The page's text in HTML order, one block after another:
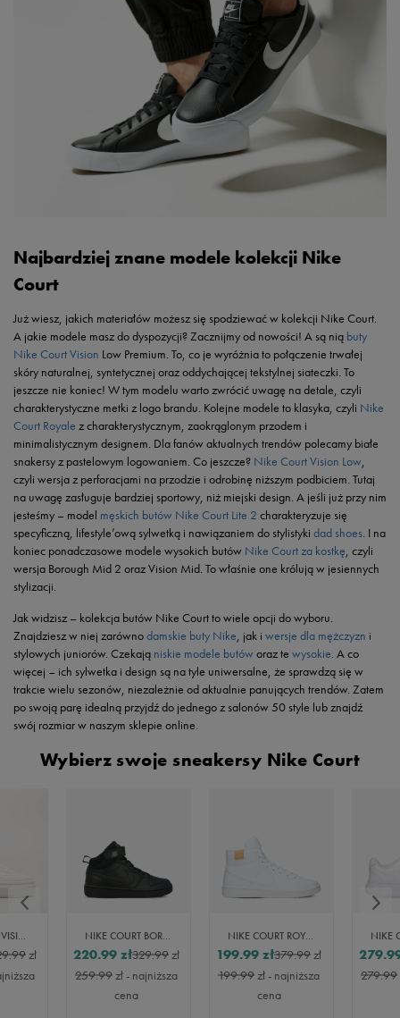
Najbardziej znane modele kolekcji Nike
Court
Już wiesz, jakich materiałów możesz się spodziewać w kolekcji Nike Court.
A jakie modele masz do dyspozycji? Zacznijmy od nowości! A są nią buty
Nike Court Vision Low Premium. To, co je wyróżnia to połączenie trwałej
skóry naturalnej, syntetycznej oraz oddychającej tekstylnej siateczki. To
jeszcze nie koniec! W tym modelu warto zwrócić uwagę na detale, czyli
charakterystyczne metki z logo brandu. Kolejne modele to klasyka, czyli Nike
Court Royale z charakterystycznym, zaokrąglonym przodem i
minimalistycznym designem. Dla fanów aktualnych trendów polecamy białe
snakersy z pastelowym logowaniem. Co jeszcze? Nike Court Vision Low,
czyli wersja z perforacjami na przodzie i odrobinę niższym podbiciem. Tutaj
na uwagę zasługuje bardziej sportowy, niż miejski design. A jeśli już przy nim
jesteśmy – model męskich butów Nike Court Lite 2 charakteryzuje się
specyficzną, lifestyle’ową sylwetką i nawiązaniem do stylistyki dad shoes. I na
koniec ponadczasowe modele wysokich butów Nike Court za kostkę, czyli
wersja Borough Mid 2 oraz Vision Mid. To właśnie one królują w jesiennych
stylizacji.
Jak widzisz – kolekcja butów Nike Court to wiele opcji do wyboru.
Znajdziesz w niej zarównodamskie buty Nike, jak i wersje dla mężczyzn i
stylowych juniorów. Czekają niskie modele butów oraz te wysokie. A co
więcej – ich sylwetka i design są na tyle uniwersalne, że sprawdzą się w
trakcie wielu sezonów, niezależnie od aktualnie panujących trendów. Zatem
po swoją parę idealną przyjdź do jednego z salonów 50 style lub znajdź
swój rozmiar w naszym sklepie online.
Wybierz swoje sneakersy Nike Court
NIKE COURT VISION ALTA
zł
NIKE COURT BOROUGH MID 2
329.99zł
220.99 zł
259.99zł- najniższa
cena
NIKE COURT ROYALE 2 MID
379.99zł
199.99 zł
199.99zł- najniższa
cena
279.99